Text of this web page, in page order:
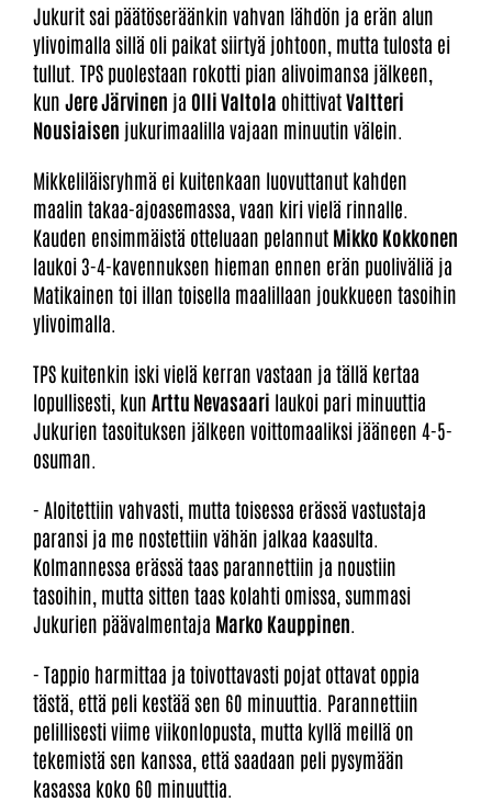
Jukurit sai päätöseräänkin vahvan lähdön ja erän alun
ylivoimalla sillä oli paikat siirtyä johtoon, mutta tulosta ei
tullut. TPS puolestaan rokotti pian alivoimansa jälkeen,
kun Jere Järvinen ja Olli Valtola ohittivatValtteri
Nousiaisen jukurimaalilla vajaan minuutin välein.
Mikkeliläisryhmä ei kuitenkaan luovuttanut kahden
maalin takaa-ajoasemassa, vaan kiri vielä rinnalle.
Kauden ensimmäistä otteluaan pelannut Mikko Kokkonen
laukoi 3-4-kavennuksen hieman ennen erän puoliväliä ja
Matikainen toi illan toisella maalillaan joukkueen tasoihin
ylivoimalla.
TPS kuitenkin iski vielä kerran vastaan ja tällä kertaa
lopullisesti, kun Arttu Nevasaari laukoi pari minuuttia
Jukurien tasoituksen jälkeen voittomaaliksi jääneen 4-5-
osuman.
- Aloitettiin vahvasti, mutta toisessa erässä vastustaja
paransi ja me nostettiin vähän jalkaa kaasulta.
Kolmannessa erässä taas parannettiin ja noustiin
tasoihin, mutta sitten taas kolahti omissa, summasi
Jukurien päävalmentaja Marko Kauppinen
- Tappio harmittaa ja toivottavasti pojat ottavat oppia
tästä, että peli kestää sen 60 minuuttia. Parannettiin
pelillisesti viime viikonlopusta, mutta kyllä meillä on
tekemistä sen kanssa, että saadaan peli pysymään
kasassa koko 60 minuuttia.